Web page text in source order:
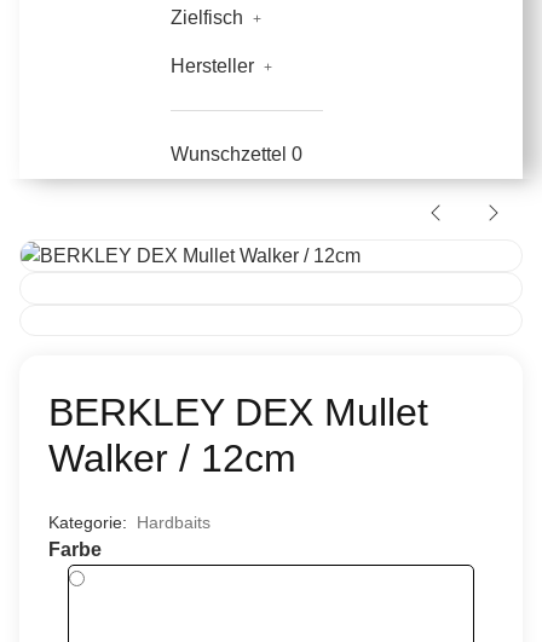
Zielfisch
Hersteller
Wunschzettel 0
BERKLEY DEX Mullet
Walker / 12cm
Kategorie: Hardbaits
Farbe